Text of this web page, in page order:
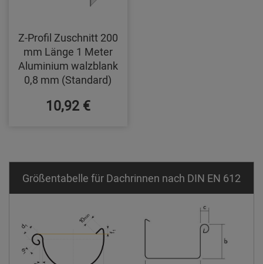
Z-Profil Zuschnitt 200
mm Länge 1 Meter
Aluminium walzblank
0,8 mm (Standard)
10,92 €
Größentabelle für Dachrinnen nach DIN EN 612